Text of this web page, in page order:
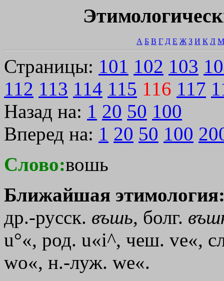
А Б В Г Д Е Ж З И К Л М
Страницы: 101 102 103
112 113 114 115 116 117
Назад на: 1 20 50 100
Вперед на: 1 20 50 100
Слово:вошь
Ближайшая
др.-русск. въшь, болг.
u°«, род. u«i^, чеш. ve«,
wo«, н.-луж. we«.